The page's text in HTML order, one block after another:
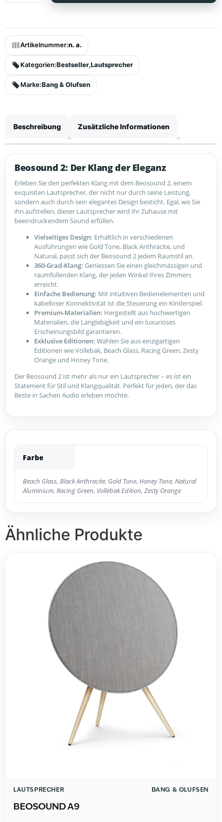
Artikelnummer:n. a.
Kategorien:Bestseller,Lautsprecher
Marke:Bang & Olufsen
Beschreibung Zusätzliche Informationen
Beosound 2: Der Klang der Eleganz
Erleben Sie den perfekten Klang mit dem Beosound 2, einem
exquisiten Lautsprecher, der nicht nur durch seine Leistung,
sondern auch durch sein elegantes Design besticht. Egal, wo Sie
ihn aufstellen, dieser Lautsprecher wird Ihr Zuhause mit
beeindruckendem Sound erfüllen.
Vielseitiges Design: Erhältlich in verschiedenen
Ausführungen wie Gold Tone, Black Anthracite, und
Natural, passt sich der Beosound 2 jedem Raumstil an.
360-Grad-Klang: Geniessen Sie einen gleichmässigen und
raumfüllenden Klang, der jeden Winkel Ihres Zimmers
erreicht.
Einfache Bedienung: Mit intuitiven Bedienelementen und
kabelloser Konnektivität ist die Steuerung ein Kinderspiel.
Premium-Materialien: Hergestellt aus hochwertigen
Materialien, die Langlebigkeit und ein luxuriöses
Erscheinungsbild garantieren.
Exklusive Editionen: Wählen Sie aus einzigartigen
Editionen wie Vollebak, Beach Glass, Racing Green, Zesty
Orange und Honey Tone.
Der Beosound 2 ist mehr als nur ein Lautsprecher – es ist ein
Statement für Stil und Klangqualität. Perfekt für jeden, der das
Beste in Sachen Audio erleben möchte.
Farbe
Beach Glass, Black Anthracite, Gold Tone, Honey Tone, Natural
Aluminium, Racing Green, Vollebak Edition, Zesty Orange
Ähnliche Produkte
LAUTSPRECHER BANG & OLUFSEN
BEOSOUND A9